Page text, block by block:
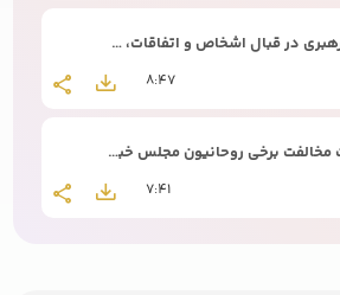
چرا رهبری در قبال اشخاص و اتفاقات، قاطعیت امام خمینی(ره) را ندارد؟
8:47
علت مخالفت برخی روحانیون مجلس خبرگان با ولایت فقیه در ابتدای انقلاب چه بود؟
7:41